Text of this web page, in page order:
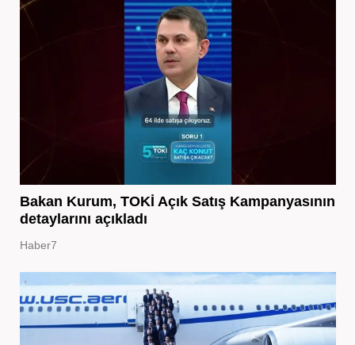
Bakan Kurum, TOKİ Açık Satış Kampanyasının
detaylarını açıkladı
Haber7